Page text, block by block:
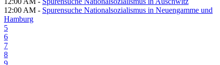
12:00 AM - Spurensuche Nationalsozialismus in Neuengamme und
Hamburg
5
6
7
8